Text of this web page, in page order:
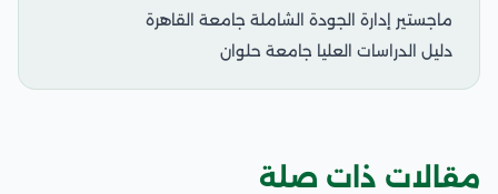
ماجستير إدارة الجودة الشاملة جامعة القاهرة
دليل الدراسات العليا جامعة حلوان
مقالات ذات صلة